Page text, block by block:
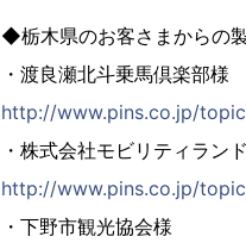
◆栃木県のお客さまからの
・渡良瀬北斗乗馬倶楽部様
http://www.pins.co.jp/
・株式会社モビリティラ
http://www.pins.co.jp/
・下野市観光協会様